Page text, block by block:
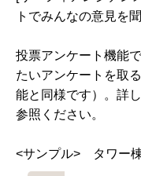
トでみんなの意見を
投票アンケート機能
たいアンケートを取
能と同様です）。詳
参照ください。
<サンプル>　タワー